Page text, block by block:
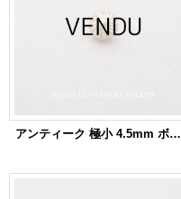
アンティーク 極小 4.5mm ボタン ソレイユ ゴールド 1ピース